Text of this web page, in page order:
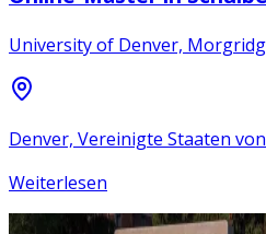
University of Denver,
Denver, Vereinigte Staaten
Weiterlesen